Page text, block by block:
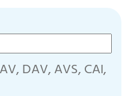
DAV, AVS, CAI,